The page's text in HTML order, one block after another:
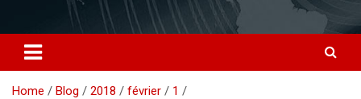
Home Blog 2018 février
1